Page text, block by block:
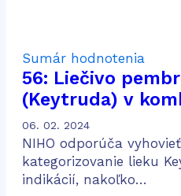
Sumár hodnotenia
56: Liečivo
(Keytruda) v
chemoterapiou
pemetrexed a
dospelých
metastatického
06. 02. 2024
NIHO odporúča
kategorizovanie lieku
indikácií, nakoľko…